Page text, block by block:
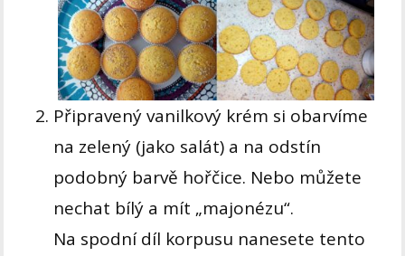
Připravený vanilkový krém si obarvíme
na zelený (jako salát) a na odstín
podobný barvě hořčice. Nebo můžete
nechat bílý a mít „majonézu“.
Na spodní díl korpusu nanesete tento